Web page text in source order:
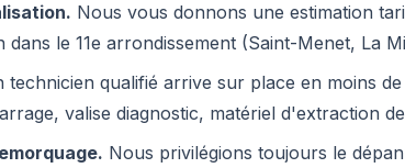
Nous vous donnons une estimation
le 11e arrondissement (Saint-Menet, La
technicien qualifié arrive sur place en moins
valise diagnostic, matériel d'extraction
Nous privilégions toujours le